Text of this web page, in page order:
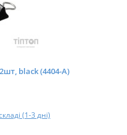
black (4404-A)
(1-3 дні)